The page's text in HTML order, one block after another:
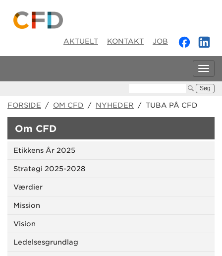
AKTUELT KONTAKT JOB
FORSIDE / OM CFD / NYHEDER / TUBA PÅ CFD
Om CFD
Etikkens År 2025
Strategi 2025-2028
Værdier
Mission
Vision
Ledelsesgrundlag